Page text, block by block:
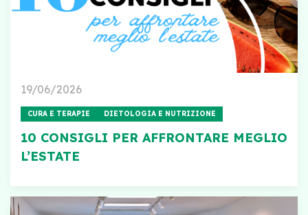
19/06/2026
CURA E TERAPIE DIETOLOGIA E NUTRIZIONE
10 CONSIGLI PER AFFRONTARE MEGLIO
L’ESTATE